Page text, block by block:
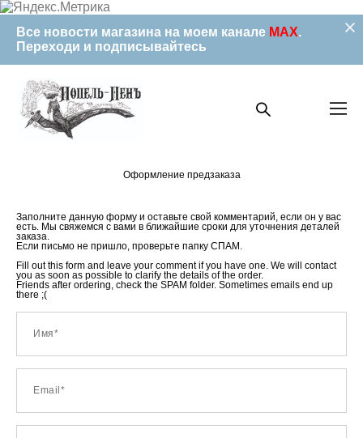
Все новости магазина на моем канале MAX.
Переходи и подписывайтесь
Оформление предзаказа
Заполните данную форму и оставьте свой комментарий, если он у вас
есть. Мы свяжемся с вами в ближайшие сроки для уточнения деталей
заказа.
Если письмо не пришло, проверьте папку СПАМ.
Fill out this form and leave your comment if you have one. We will contact
you as soon as possible to clarify the details of the order.
Friends after ordering, check the SPAM folder. Sometimes emails end up
there ;(
Имя*
Email*